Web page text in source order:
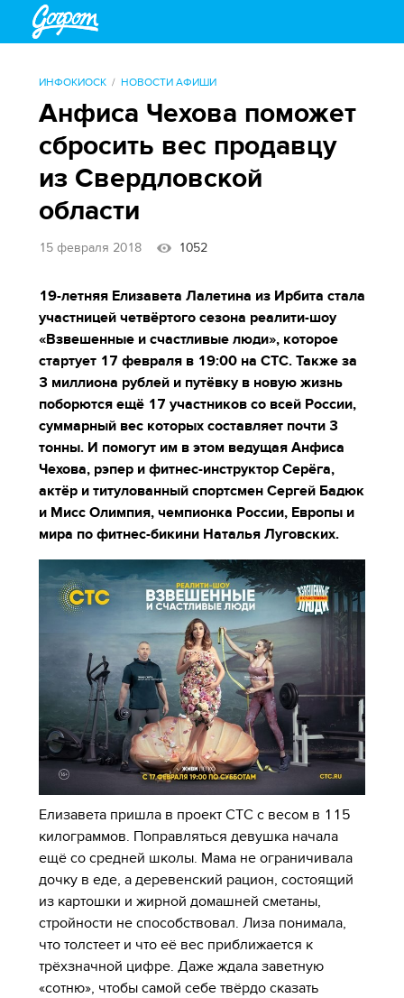
ИНФОКИОСК НОВОСТИ АФИШИ
Анфиса Чехова поможет
сбросить вес продавцу
из Свердловской
области
15 февраля 2018 1052
19-летняя Елизавета Лалетина из Ирбита стала
участницей четвёртого сезона реалити-шоу
«Взвешенные и счастливые люди», которое
стартует 17 февраля в 19:00 на СТС. Также за
3 миллиона рублей и путёвку в новую жизнь
поборются ещё 17 участников со всей России,
суммарный вес которых составляет почти 3
тонны. И помогут им в этом ведущая Анфиса
Чехова, рэпер и фитнес-инструктор Серёга,
актёр и титулованный спортсмен Сергей Бадюк
и Мисс Олимпия, чемпионка России, Европы и
мира по фитнес-бикини Наталья Луговских.
Елизавета пришла в проект СТС с весом в 115
килограммов. Поправляться девушка начала
ещё со средней школы. Мама не ограничивала
дочку в еде, а деревенский рацион, состоящий
из картошки и жирной домашней сметаны,
стройности не способствовал. Лиза понимала,
что толстеет и что её вес приближается к
трёхзначной цифре. Даже ждала заветную
«сотню», чтобы самой себе твёрдо сказать